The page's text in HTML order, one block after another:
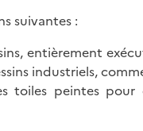
suivantes :
entièrement
industriels,
toiles peintes